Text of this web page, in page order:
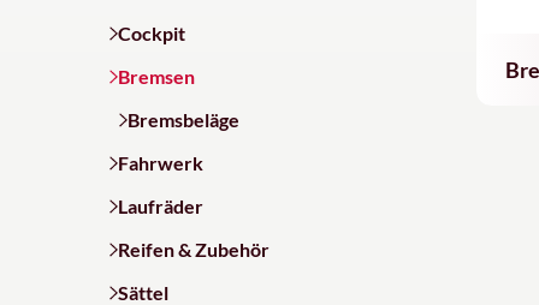
Cockpit
Bremsen
Bremsbeläge
Fahrwerk
Laufräder
Reifen & Zubehör
Sättel